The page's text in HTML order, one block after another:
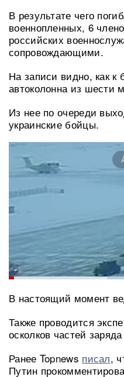
В результате чего
военнопленных, 6
российских
сопровождающими.
На записи видно, как к
автоколонна из шести
Из нее по очереди
украинские бойцы.
В настоящий момент
Также проводится
осколков частей заряда
Ранее Topnews писал,
Путин